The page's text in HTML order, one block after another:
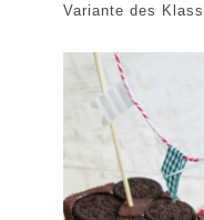
Variante des